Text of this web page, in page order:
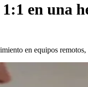
en una
en equipos